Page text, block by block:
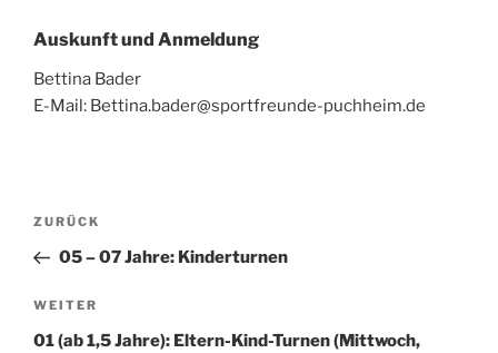
Auskunft und Anmeldung
Bettina Bader
E-Mail: Bettina.bader@sportfreunde-puchheim.de
Beitragsnavigation
Vorheriger
Beitrag
ZURÜCK
05 – 07 Jahre: Kinderturnen
Nächster
Beitrag
WEITER
01 (ab 1,5 Jahre): Eltern-Kind-Turnen (Mittwoch,